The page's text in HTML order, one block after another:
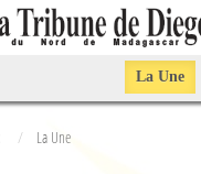
La Une
La Une